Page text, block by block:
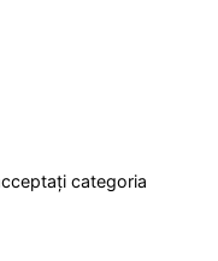
categoria